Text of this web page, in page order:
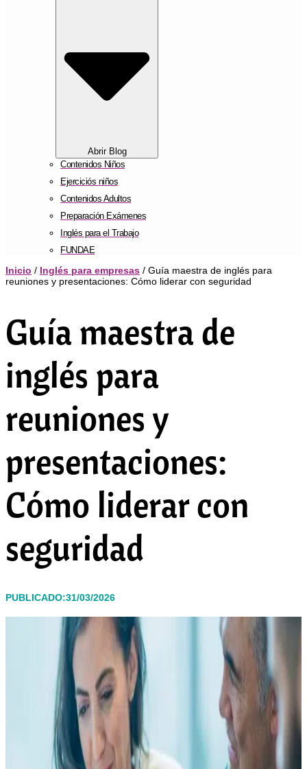
Abrir Blog
Contenidos Niños
Ejerciciós niños
Contenidos Adultos
Preparación Exámenes
Inglés para el Trabajo
FUNDAE
Inicio / Inglés para empresas / Guía maestra de inglés para
reuniones y presentaciones: Cómo liderar con seguridad
Guía maestra de
inglés para
reuniones y
presentaciones:
Cómo liderar con
seguridad
PUBLICADO:31/03/2026